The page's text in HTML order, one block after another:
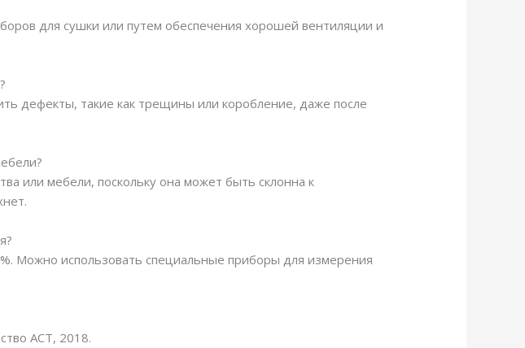
для сушки или путем обеспечения хорошей вентиляции и
дефекты, такие как трещины или коробление, даже после
или мебели, поскольку она может быть склонна к
Можно использовать специальные приборы для измерения
АСТ, 2018.